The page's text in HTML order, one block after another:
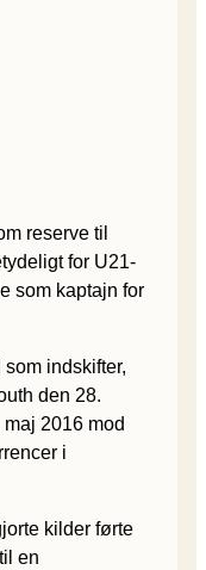
reserve til
for U21-
som kaptajn for
indskifter,
den 28.
2016 mod
i
kilder førte
en